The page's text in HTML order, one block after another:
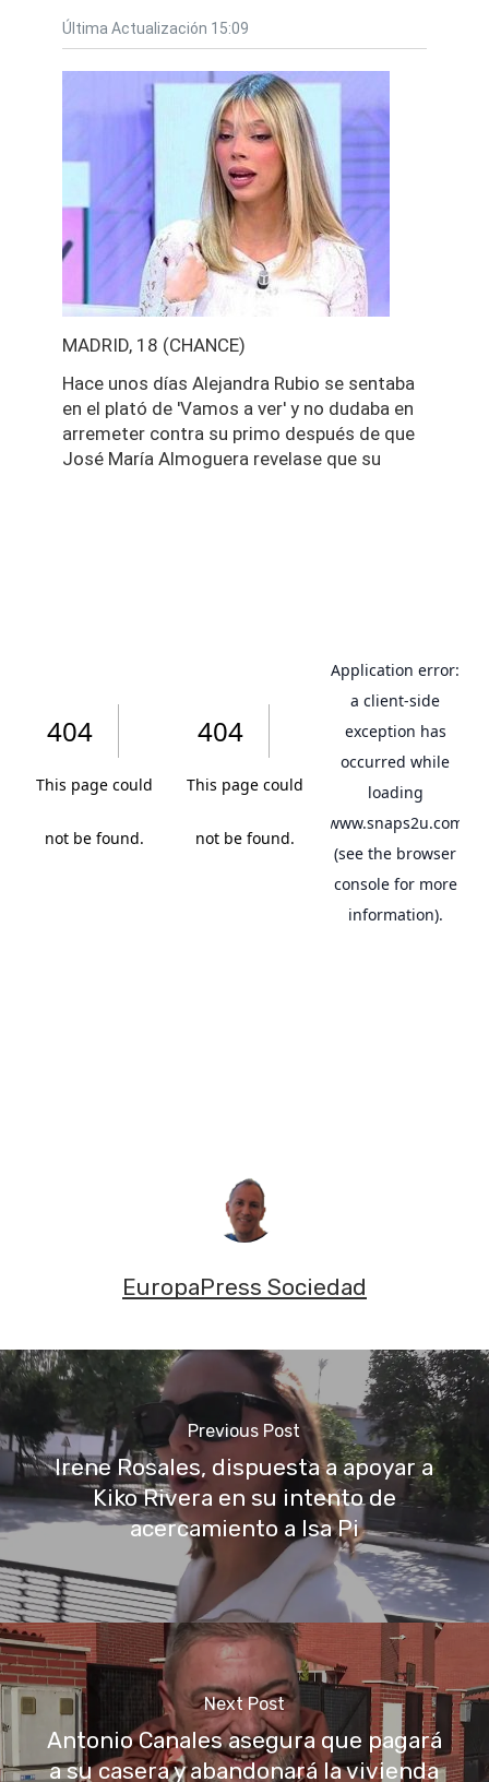
EuropaPress Sociedad
Previous Post
Irene Rosales, dispuesta a apoyar a
Kiko Rivera en su intento de
acercamiento a Isa Pi
Next Post
Antonio Canales asegura que pagará
a su casera y abandonará la vivienda